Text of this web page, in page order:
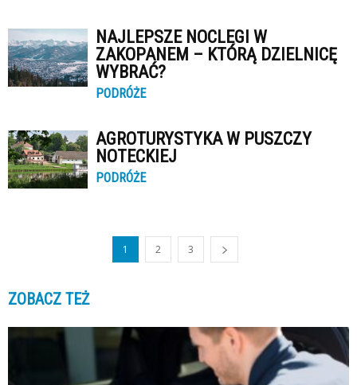
NAJLEPSZE NOCLEGI W
ZAKOPANEM – KTÓRĄ DZIELNICĘ
WYBRAĆ?
PODRÓŻE
AGROTURYSTYKA W PUSZCZY
NOTECKIEJ
PODRÓŻE
1 2 3
ZOBACZ TEŻ